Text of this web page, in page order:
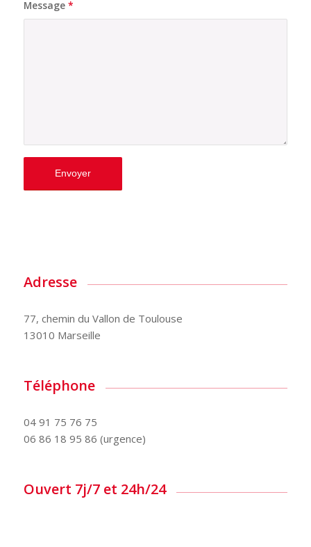
Message *
Adresse
77, chemin du Vallon de Toulouse
13010 Marseille
Téléphone
04 91 75 76 75
06 86 18 95 86 (urgence)
Ouvert 7j/7 et 24h/24